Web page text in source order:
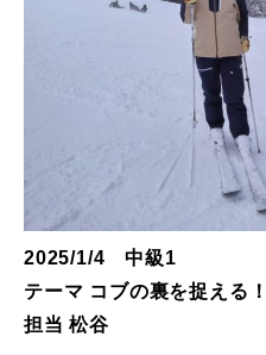
レッスンテーマから選ぶ
初級1
初級2
中級1
2025/1/4 中級1
テーマ コブの裏を捉える
担当 松谷